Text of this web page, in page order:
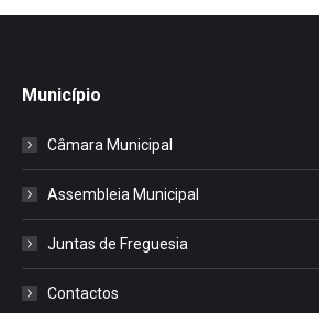
Município
Câmara Municipal
Assembleia Municipal
Juntas de Freguesia
Contactos